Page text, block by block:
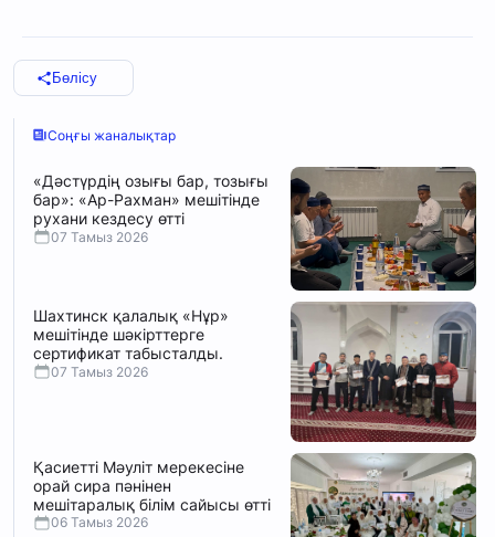
Бөлісу
Соңғы жаналықтар
«Дәстүрдің озығы бар, тозығы
бар»: «Ар-Рахман» мешітінде
рухани кездесу өтті
07 Тамыз 2026
Шахтинск қалалық «Нұр»
мешітінде шәкірттерге
сертификат табысталды.
07 Тамыз 2026
Қасиетті Мәуліт мерекесіне
орай сира пәнінен
мешітаралық білім сайысы өтті
06 Тамыз 2026